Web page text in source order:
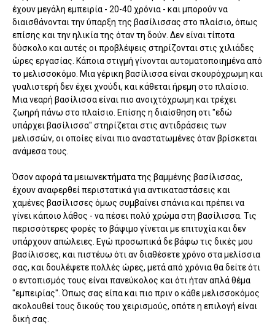
έχουν μεγάλη εμπειρία - 20-40 χρόνια - και μπορούν να
διαισθάνονται την ύπαρξη της βασίλισσας στο πλαίσιο, όπως
επίσης και την ηλικία της όταν τη δούν. Δεν είναι τίποτα
δύσκολο και αυτές οι προβλέψεις στηρίζονται στις χιλιάδες
ώρες εργασίας. Κάποια στιγμή γίνονται αυτοματοποιημένα από
το μελισσοκόμο. Μια γέρικη βασίλισσα είναι σκουρόχρωμη και
γυαλιστερή δεν έχει χνούδι, και κάθεται ήρεμη στο πλαίσιο.
Μια νεαρή βασίλισσα είναι πιο ανοιχτόχρωμη και τρέχει
ζωηρή πάνω στο πλαίσιο. Επίσης η διαίσθηση οτι "εδώ
υπάρχει βασίλισσα" στηρίζεται στις αντιδράσεις των
μελισσών, οι οποίες είναι πιο αναστατωμένες όταν βρίσκεται
ανάμεσα τους.
Όσον αφορά τα μειωνεκτήματα της βαμμένης βασίλισσας,
έχουν αναφερθεί περιστατικά για αντικαταστάσεις και
χαμένες βασίλισσες όμως συμβαίνει σπάνια και πρέπει να
γίνει κάποιο λάθος - να πέσει πολύ χρώμα στη βασίλισσα. Τις
περισσότερες φορές το βάψιμο γίνεται με επιτυχία και δεν
υπάρχουν απώλειες. Εγώ προσωπικά δε βάφω τις δικές μου
βασίλισσες, και πιστέυω ότι αν διαθέσετε χρόνο στα μελίσσια
σας, και δουλέψετε πολλές ώρες, μετά από χρόνια θα δείτε ότι
ο εντοπισμός τους είναι πανεύκολος και ότι ήταν απλά θέμα
"εμπειρίας". Όπως σας είπα και πιο πριν ο κάθε μελισσοκόμος
ακολουθεί τους δικούς του χειρισμούς, οπότε η επιλογή είναι
δική σας.